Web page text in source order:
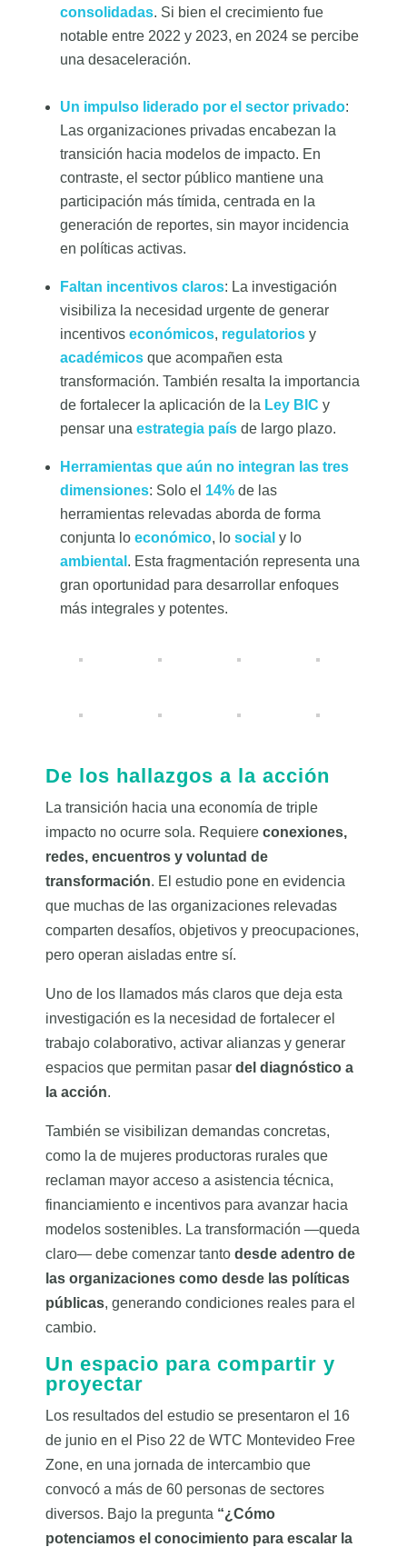
consolidadas. Si bien el crecimiento fue
notable entre 2022 y 2023, en 2024 se percibe
una desaceleración.
Un impulso liderado por el sector privado:
Las organizaciones privadas encabezan la
transición hacia modelos de impacto. En
contraste, el sector público mantiene una
participación más tímida, centrada en la
generación de reportes, sin mayor incidencia
en políticas activas.
Faltan incentivos claros: La investigación
visibiliza la necesidad urgente de generar
incentivos económicos, regulatoriosy
académicos que acompañen esta
transformación. También resalta la importancia
de fortalecer la aplicación de la Ley BIC y
pensar una estrategia paísde largo plazo.
Herramientas que aún no integran las tres
dimensiones: Solo el 14%de las
herramientas relevadas aborda de forma
conjunta lo económico, lo social y lo
ambiental . Esta fragmentación representa una
gran oportunidad para desarrollar enfoques
más integrales y potentes.
De los hallazgos a la acción
La transición hacia una economía de triple
impacto no ocurre sola. Requiere conexiones,
redes, encuentros y voluntad de
transformación. El estudio pone en evidencia
que muchas de las organizaciones relevadas
comparten desafíos, objetivos y preocupaciones,
pero operan aisladas entre sí.
Uno de los llamados más claros que deja esta
investigación es la necesidad de fortalecer el
trabajo colaborativo, activar alianzas y generar
espacios que permitan pasar del diagnóstico a
la acción.
También se visibilizan demandas concretas,
como la de mujeres productoras rurales que
reclaman mayor acceso a asistencia técnica,
financiamiento e incentivos para avanzar hacia
modelos sostenibles. La transformación —queda
claro— debe comenzar tanto desde adentro de
las organizaciones como desde las políticas
públicas, generando condiciones reales para el
cambio.
Un espacio para compartir y
proyectar
Los resultados del estudio se presentaron el 16
de junio en el Piso 22 de WTC Montevideo Free
Zone, en una jornada de intercambio que
convocó a más de 60 personas de sectores
diversos. Bajo la pregunta “¿Cómo
potenciamos el conocimiento para escalar la